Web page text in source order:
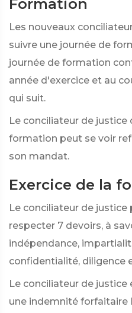
Formation
Les nouveaux
suivre une journée de
journée de formation
année d'exercice et au
qui suit.
Le conciliateur de
formation peut se voir
son mandat.
Exercice de la
Le conciliateur de
respecter 7 devoirs, à
indépendance,
confidentialité, diligence
Le conciliateur de justice
une indemnité forfaitaire